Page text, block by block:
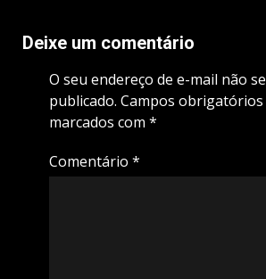
Deixe um comentário
O seu endereço de e-mail não
publicado. Campos obrigatórios
marcados com *
Comentário *